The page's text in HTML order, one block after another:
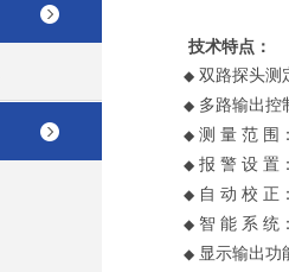
技术特点：
◆ 双路探头测
◆ 多路输出控
◆ 测 量 范 围
◆ 报 警 设 置
◆ 自 动 校 正
◆ 智 能 系 统
◆ 显示输出功